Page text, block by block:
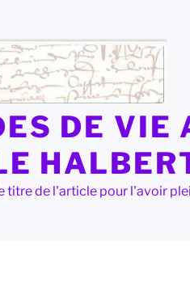
DE VIE
titre de l'article pour l'avoir